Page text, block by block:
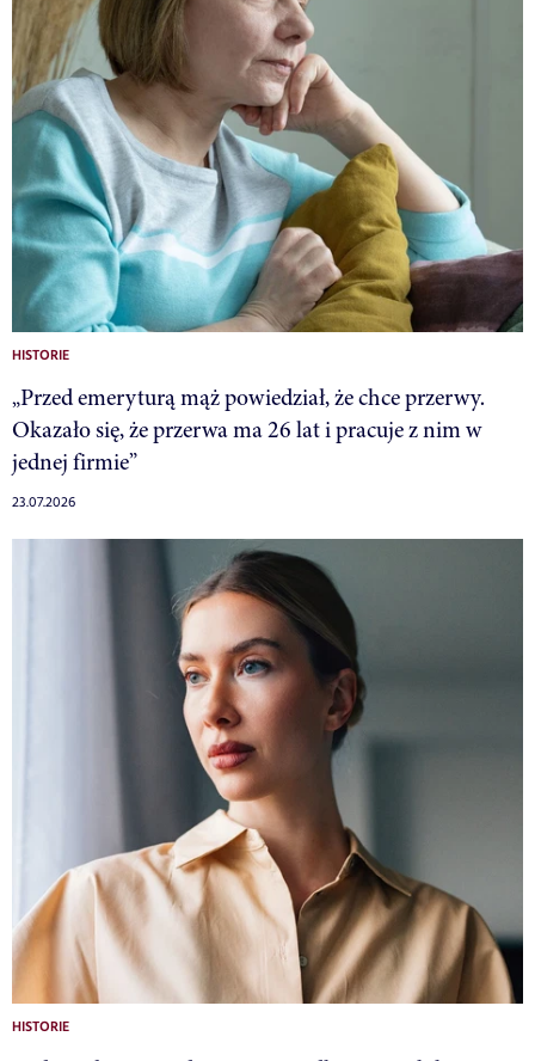
HISTORIE
„Przed emeryturą mąż powiedział, że chce przerwy.
Okazało się, że przerwa ma 26 lat i pracuje z nim w
jednej firmie”
23.07.2026
HISTORIE